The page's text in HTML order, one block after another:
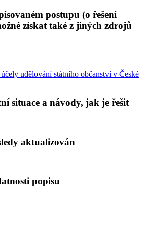
postupu (o řešení
získat také z jiných zdrojů
udělování státního občanství v České
situace a návody, jak je řešit
aktualizován
popisu